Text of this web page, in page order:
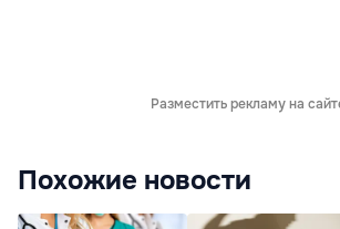
Разместить рекламу на
Похожие новости